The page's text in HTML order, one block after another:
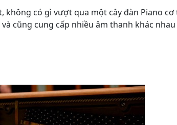
có gì vượt qua một cây đàn Piano
cũng cung cấp nhiều âm thanh khác